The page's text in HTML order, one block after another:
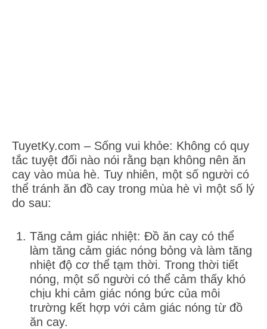
TuyetKy.com – Sống vui khỏe: Không có quy
tắc tuyệt đối nào nói rằng bạn không nên ăn
cay vào mùa hè. Tuy nhiên, một số người có
thể tránh ăn đồ cay trong mùa hè vì một số lý
do sau:
Tăng cảm giác nhiệt: Đồ ăn cay có thể
làm tăng cảm giác nóng bỏng và làm tăng
nhiệt độ cơ thể tạm thời. Trong thời tiết
nóng, một số người có thể cảm thấy khó
chịu khi cảm giác nóng bức của môi
trường kết hợp với cảm giác nóng từ đồ
ăn cay.